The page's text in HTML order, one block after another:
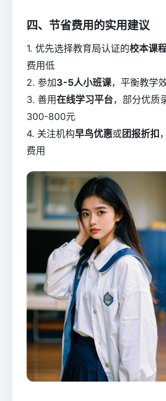
四、节省费用的实用建议
1. 优先选择教育局认证的校本课
费用低
2. 参加3-5人小班课，平衡教学
3. 善用在线学习平台，部分优质
300-800元
4. 关注机构早鸟优惠或团报折扣
费用